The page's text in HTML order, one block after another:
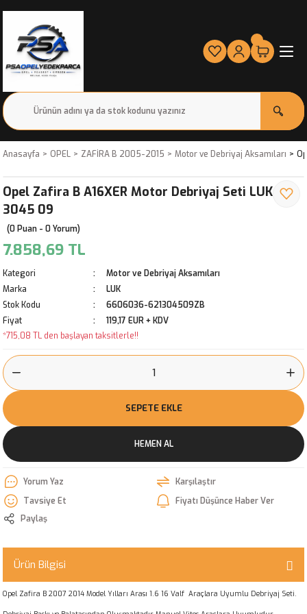
Anasayfa OPEL ZAFİRA B 2005-2015 Motor ve Debriyaj Aksamıları
Opel Zafira B A16XER Motor Debriyaj Seti LUK 621
3045 09
(0 Puan - 0 Yorum)
7.858,69 TL
Kategori
Motor ve Debriyaj Aksamıları
Marka
LUK
Stok Kodu
6606036-621304509ZB
Fiyat
119,17 EUR + KDV
*715,08 TL den başlayan taksitlerle!!
SEPETE EKLE
HEMEN AL
Yorum Yaz
Karşılaştır
Tavsiye Et
Fiyatı Düşünce Haber Ver
Paylaş
Ürün Bilgisi
Opel Zafira B 2007 2014 Model Yılları Arası 1.6 16 Valf Araçlara Uyumlu Debriyaj Seti.